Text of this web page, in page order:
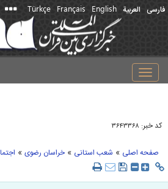
فارسی العربیة English
Français
Türkçe
Toggle
navigation
کد خبر: ۳۶۴۳۳۶۸
صفحه اصلی » شعب استانی » خراسان رضوی »